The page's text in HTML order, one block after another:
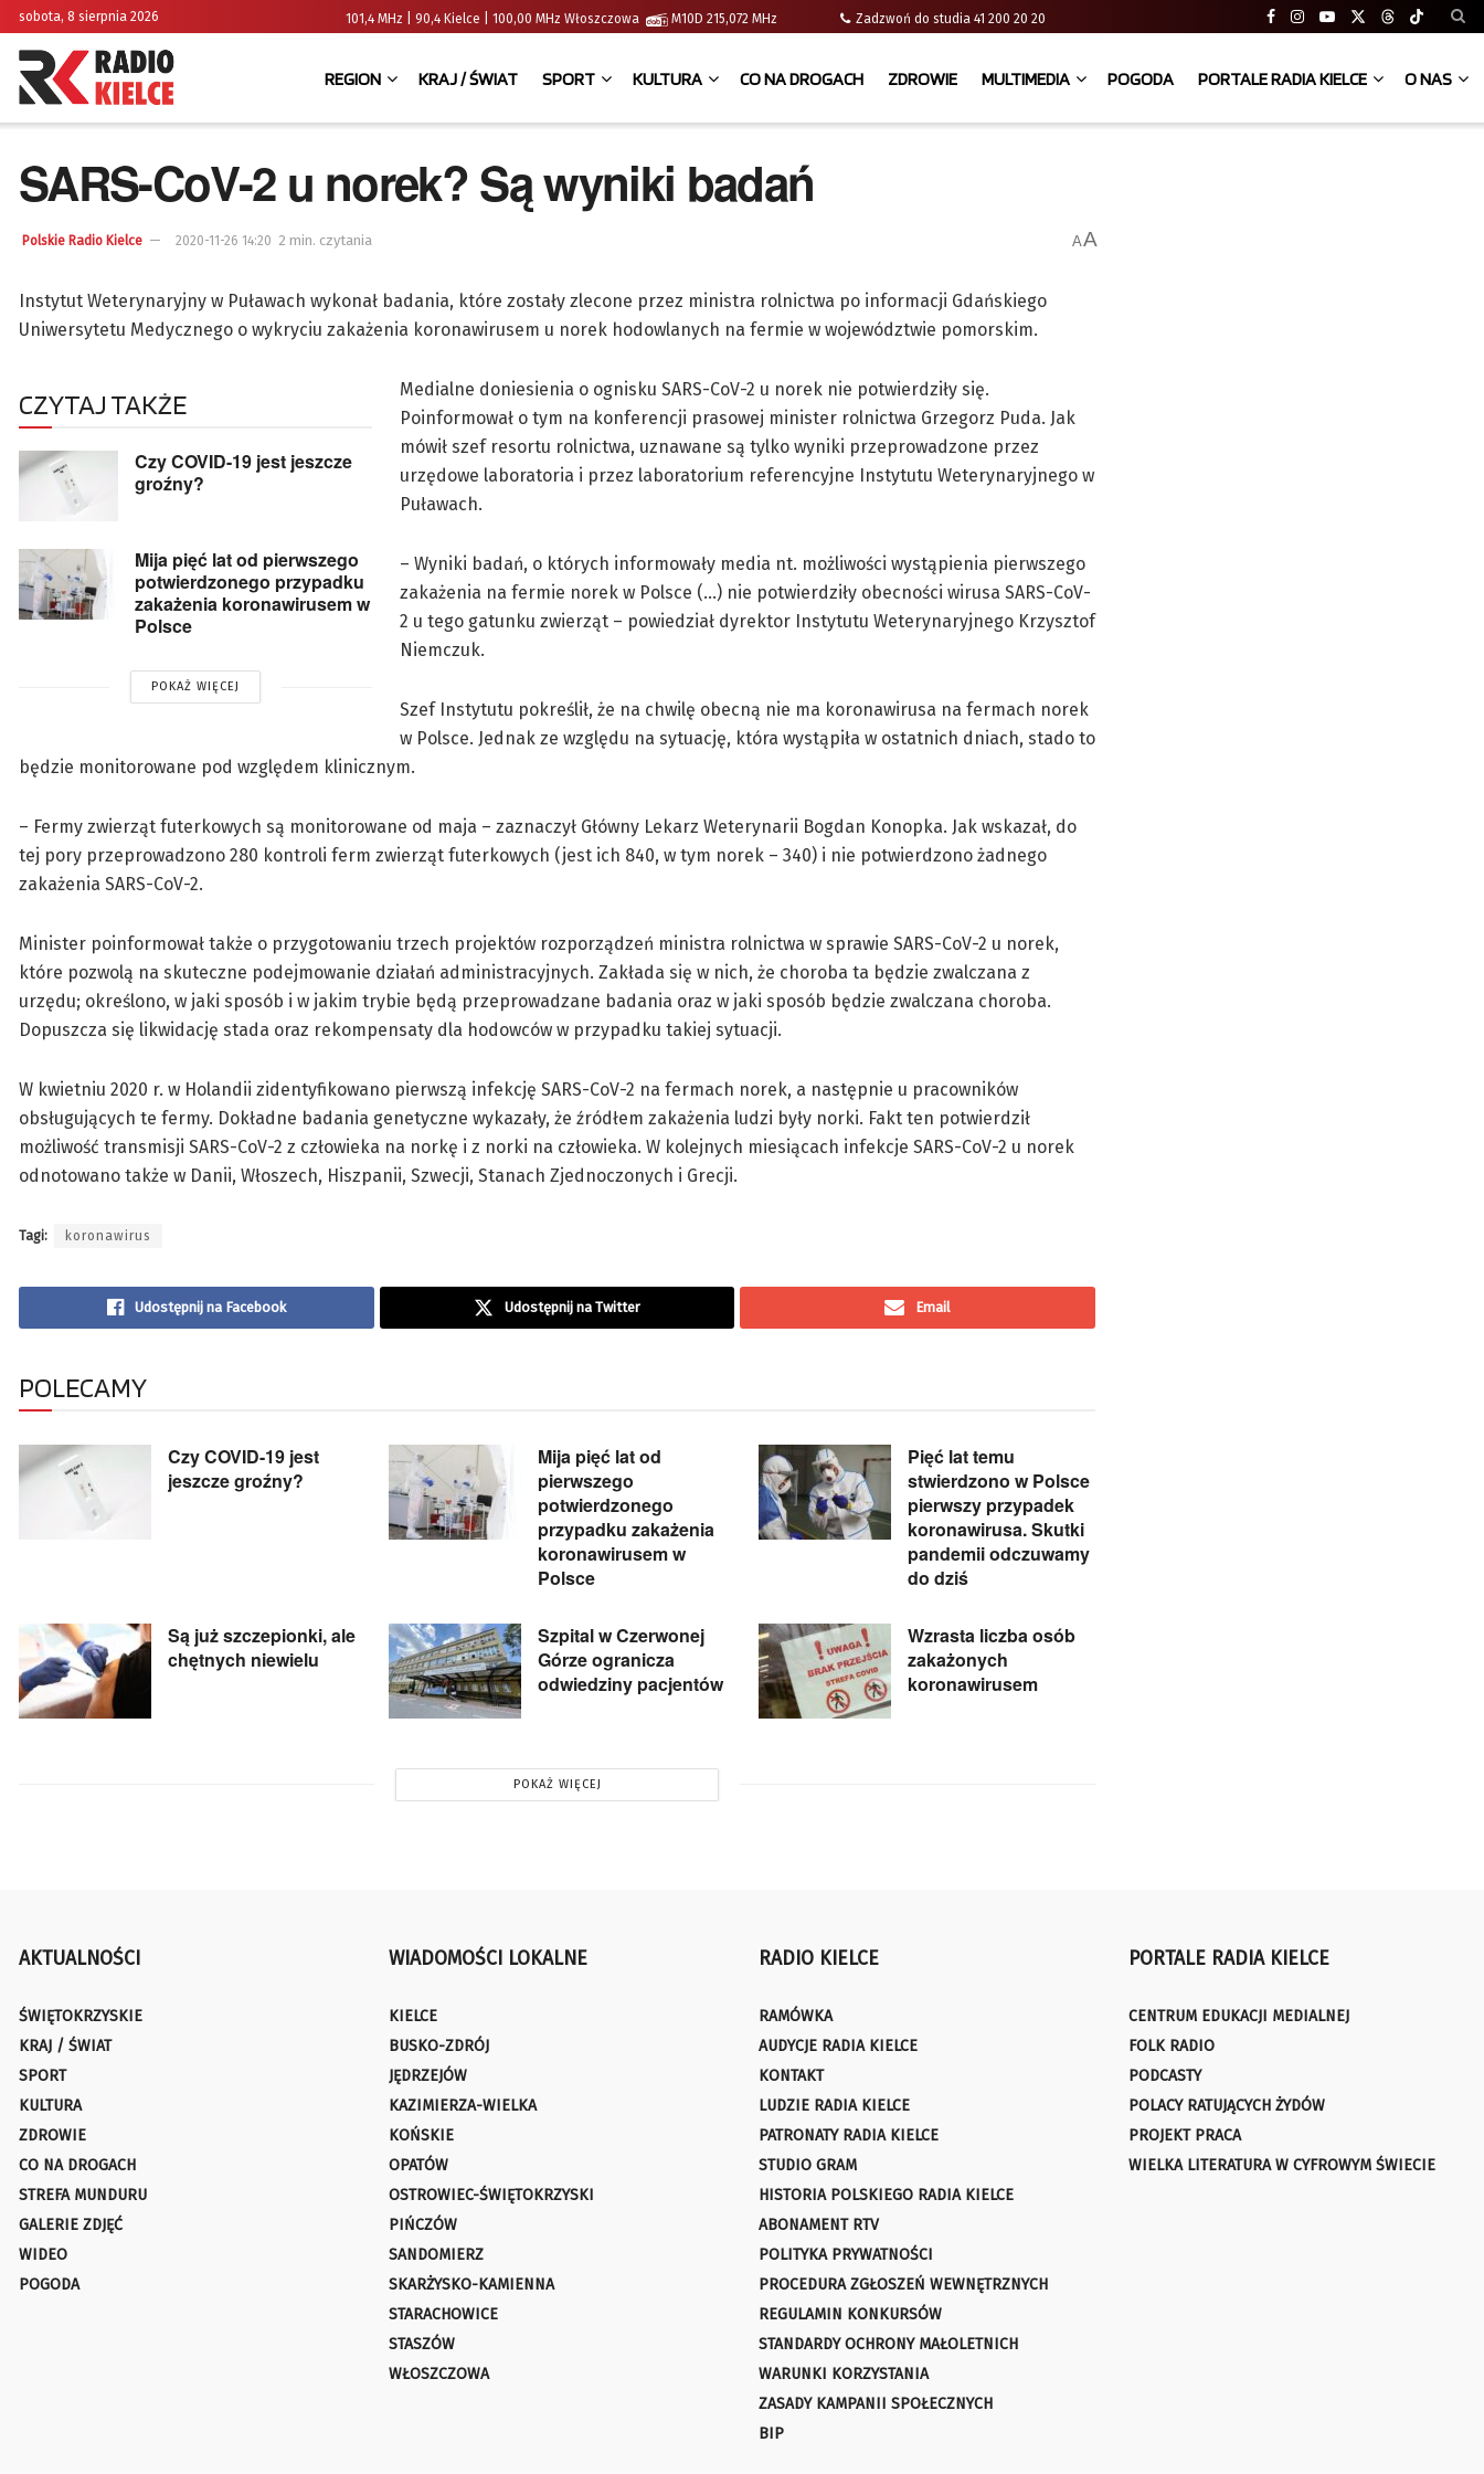
sobota, 8 sierpnia 2026 101,4 MHz | 90,4 Kielce | 100,00 MHz Włoszczowa M10D 215,072 MHz Zadzwoń do studia 41 200 20 20
REGION KRAJ / ŚWIAT SPORT KULTURA CO NA DROGACH ZDROWIE MULTIMEDIA POGODA PORTALE RADIA KIELCE O NAS
SARS-CoV-2 u norek? Są wyniki badań
Polskie Radio Kielce 2020-11-26 14:20 2 min. czytania AA
Instytut Weterynaryjny w Puławach wykonał badania, które zostały zlecone przez ministra rolnictwa po informacji Gdańskiego
Uniwersytetu Medycznego o wykryciu zakażenia koronawirusem u norek hodowlanych na fermie w województwie pomorskim.
CZYTAJ TAKŻE
Czy COVID-19 jest jeszcze
groźny?
Mija pięć lat od pierwszego
potwierdzonego przypadku
zakażenia koronawirusem w
Polsce
POKAŻ WIĘCEJ
Medialne doniesienia o ognisku SARS-CoV-2 u norek nie potwierdziły się.
Poinformował o tym na konferencji prasowej minister rolnictwa Grzegorz Puda. Jak
mówił szef resortu rolnictwa, uznawane są tylko wyniki przeprowadzone przez
urzędowe laboratoria i przez laboratorium referencyjne Instytutu Weterynaryjnego w
Puławach.
– Wyniki badań, o których informowały media nt. możliwości wystąpienia pierwszego
zakażenia na fermie norek w Polsce (…) nie potwierdziły obecności wirusa SARS-CoV-
2 u tego gatunku zwierząt – powiedział dyrektor Instytutu Weterynaryjnego Krzysztof
Niemczuk.
Szef Instytutu pokreślił, że na chwilę obecną nie ma koronawirusa na fermach norek
w Polsce. Jednak ze względu na sytuację, która wystąpiła w ostatnich dniach, stado to
będzie monitorowane pod względem klinicznym.
– Fermy zwierząt futerkowych są monitorowane od maja – zaznaczył Główny Lekarz Weterynarii Bogdan Konopka. Jak wskazał, do
tej pory przeprowadzono 280 kontroli ferm zwierząt futerkowych (jest ich 840, w tym norek – 340) i nie potwierdzono żadnego
zakażenia SARS-CoV-2.
Minister poinformował także o przygotowaniu trzech projektów rozporządzeń ministra rolnictwa w sprawie SARS-CoV-2 u norek,
które pozwolą na skuteczne podejmowanie działań administracyjnych. Zakłada się w nich, że choroba ta będzie zwalczana z
urzędu; określono, w jaki sposób i w jakim trybie będą przeprowadzane badania oraz w jaki sposób będzie zwalczana choroba.
Dopuszcza się likwidację stada oraz rekompensaty dla hodowców w przypadku takiej sytuacji.
W kwietniu 2020 r. w Holandii zidentyfikowano pierwszą infekcję SARS-CoV-2 na fermach norek, a następnie u pracowników
obsługujących te fermy. Dokładne badania genetyczne wykazały, że źródłem zakażenia ludzi były norki. Fakt ten potwierdził
możliwość transmisji SARS-CoV-2 z człowieka na norkę i z norki na człowieka. W kolejnych miesiącach infekcje SARS-CoV-2 u norek
odnotowano także w Danii, Włoszech, Hiszpanii, Szwecji, Stanach Zjednoczonych i Grecji.
Tagi: koronawirus
Udostępnij na Facebook Udostępnij na Twitter Email
POLECAMY
Czy COVID-19 jest
jeszcze groźny?
Mija pięć lat od
pierwszego
potwierdzonego
przypadku zakażenia
koronawirusem w
Polsce
Pięć lat temu
stwierdzono w Polsce
pierwszy przypadek
koronawirusa. Skutki
pandemii odczuwamy
do dziś
Są już szczepionki, ale
chętnych niewielu
Szpital w Czerwonej
Górze ogranicza
odwiedziny pacjentów
Wzrasta liczba osób
zakażonych
koronawirusem
POKAŻ WIĘCEJ
AKTUALNOŚCI
ŚWIĘTOKRZYSKIE
KRAJ / ŚWIAT
SPORT
KULTURA
ZDROWIE
CO NA DROGACH
STREFA MUNDURU
GALERIE ZDJĘĆ
WIDEO
POGODA
WIADOMOŚCI LOKALNE
KIELCE
BUSKO-ZDRÓJ
JĘDRZEJÓW
KAZIMIERZA-WIELKA
KOŃSKIE
OPATÓW
OSTROWIEC-ŚWIĘTOKRZYSKI
PIŃCZÓW
SANDOMIERZ
SKARŻYSKO-KAMIENNA
STARACHOWICE
STASZÓW
WŁOSZCZOWA
RADIO KIELCE
RAMÓWKA
AUDYCJE RADIA KIELCE
KONTAKT
LUDZIE RADIA KIELCE
PATRONATY RADIA KIELCE
STUDIO GRAM
HISTORIA POLSKIEGO RADIA KIELCE
ABONAMENT RTV
POLITYKA PRYWATNOŚCI
PROCEDURA ZGŁOSZEŃ WEWNĘTRZNYCH
REGULAMIN KONKURSÓW
STANDARDY OCHRONY MAŁOLETNICH
WARUNKI KORZYSTANIA
ZASADY KAMPANII SPOŁECZNYCH
BIP
PORTALE RADIA KIELCE
CENTRUM EDUKACJI MEDIALNEJ
FOLK RADIO
PODCASTY
POLACY RATUJĄCYCH ŻYDÓW
PROJEKT PRACA
WIELKA LITERATURA W CYFROWYM ŚWIECIE